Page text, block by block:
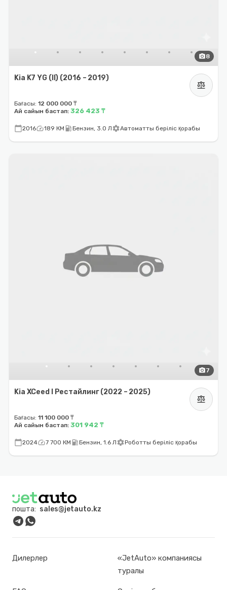
photo_camera8
Kia K7 YG (II) (2016 – 2019)
balance
Бағасы: 12 000 000 ₸
Ай сайын бастап: 326 423 ₸
calendar_today2016speed189 КМ local_gas_stationБензин, 3.0 ЛsettingsАвтоматты беріліс қорабы
photo_camera7
Kia XCeed I Рестайлинг (2022 – 2025)
balance
Бағасы: 11 100 000 ₸
Ай сайын бастап: 301 942 ₸
calendar_today2024speed7 700 КМ local_gas_stationБензин, 1.6 ЛsettingsРоботты беріліс қорабы
пошта: sales@jetauto.kz
Дилерлер
«JetAuto» компаниясы
туралы